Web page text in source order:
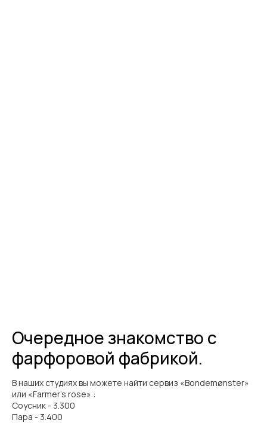
Очередное знакомство с
фарфоровой фабрикой.
В наших студиях вы можете найти сервиз «Bondemønster»
или «Farmer’s rose» :
Соусник - 3.300
Пара - 3.400